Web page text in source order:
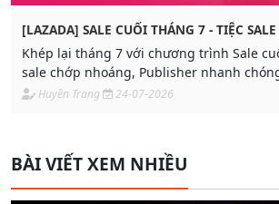
[LAZADA] SALE CUỐI THÁNG 7 - TIỆC
Khép lại tháng 7 với chương trình Sale
sale chớp nhoáng, Publisher nhanh
Huyền Trang 24-07-2026
BÀI VIẾT XEM NHIỀU